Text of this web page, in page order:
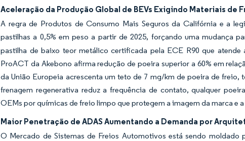
Aceleração da Produção Global de BEVs Exigindo Materiais de
A regra de Produtos de Consumo Mais Seguros da Califórnia e a
pastilhas a 0,5% em peso a partir de 2025, forçando uma mudança
pastilha de baixo teor metálico certificada pela ECE R90 que
ProACT da Akebono afirma redução de poeira superior a 60% em
da União Europeia acrescenta um teto de 7 mg/km de poeira de
frenagem regenerativa reduz a frequência de contato, qualquer
OEMs por químicas de freio limpo que protegem a imagem da marca e
Maior Penetração de ADAS Aumentando a Demanda por
O Mercado de Sistemas de Freios Automotivos está sendo moldado